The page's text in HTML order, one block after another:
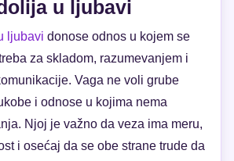
u ljubavi
ljubavi donose odnos u kojem se
za skladom, razumevanjem i
Vaga ne voli grube
i odnose u kojima nema
Njoj je važno da veza ima meru,
i osećaj da se obe strane trude da